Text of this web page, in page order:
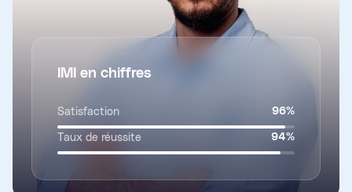
IMI en chiffres
Satisfaction 96%
Taux de réussite 94%